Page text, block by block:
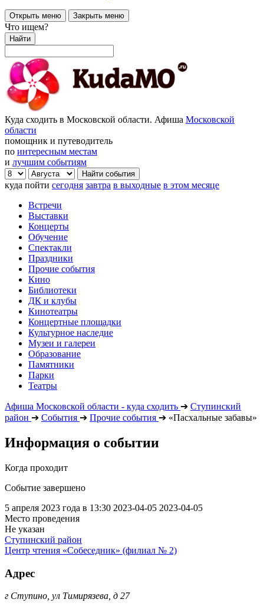
Открыть меню Закрыть меню
Что ищем?
Найти
Куда сходить в Московской области. Афиша Московской
области
помощник и путеводитель
по интересным местам
и лучшим событиям
куда пойти сегодня завтра в выходные в этом месяце
Встречи
Выставки
Концерты
Обучение
Спектакли
Праздники
Прочие события
Кино
Библиотеки
ДК и клубы
Кинотеатры
Концертные площадки
Культурное наследие
Музеи и галереи
Образование
Памятники
Парки
Театры
Афиша Московской области - куда сходить ➔ Ступинский
район ➔ События ➔ Прочие события ➔ «Пасхальные забавы»
Информация о событии
Когда проходит
Событие завершено
5 апреля 2023 года в 13:30 2023-04-05 2023-04-05
Место проведения
Не указан
Ступинский район
Центр чтения «Собеседник» (филиал № 2)
Адрес
г Ступино, ул Тимирязева, д 27